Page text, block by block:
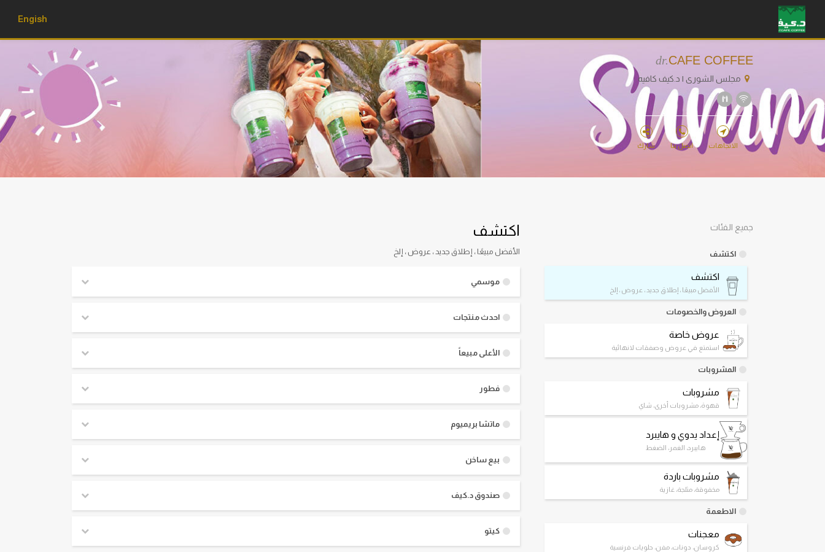
Engish
dr.CAFE COFFEE
مجلس الشورى | د.كيف كافيه
الاتجاهات اتصل بنا شارك
جميع الفئات
اكتشف
اكتشف
الأفضل مبيعًا ، إطلاق جديد ، عروض ، إلخ
العروض والخصومات
عروض خاصة
استمتع في عروض وصفقات لانهائية
المشروبات
مشروبات
قهوة، مشروبات أخرى، شاي
إعداد يدوي و هايبرد
هايبرد، الغمر، الضغط
مشروبات باردة
مخفوقة، مثلجة، غازية
الاطعمة
معجنات
كروسان، دونات، مفن، حلويات فرنسية
اكتشف
الأفضل مبيعًا ، إطلاق جديد ، عروض ، إلخ
موسمي
احدث منتجات
الأعلى مبيعاً
فطور
ماتشا بريميوم
بيع ساخن
صندوق د.كيف
كيتو